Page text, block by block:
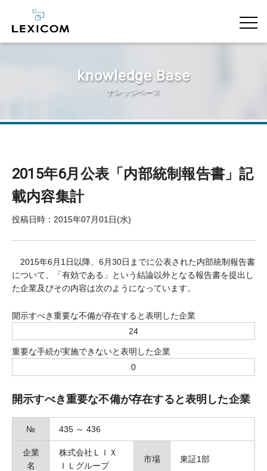
knowledge Base
ナレッジベース
2015年6月公表「内部統制報告書」記
載内容集計
投稿日時：2015年07月01日(水)
2015年6月1日以降、6月30日までに公表された内部統制報告書
について、「有効である」という結論以外となる報告書を提出し
た企業及びその内容は次のようになっています。
開示すべき重要な不備が存在すると表明した企業
24
重要な手続が実施できないと表明した企業
0
開示すべき重要な不備が存在すると表明した企業
№ 435 ～ 436
企業
名
株式会社ＬＩＸ
ＩＬグループ
市場 東証1部